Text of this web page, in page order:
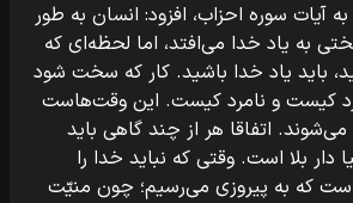
به آیات سوره احزاب، افزود: انسان به طور
به یاد خدا می‌افتد، اما لحظه‌ای که
باید یاد خدا باشید. کار که سخت شود
و نامرد کیست. این وقت‌هاست
اتفاقا هر از چند گاهی باید
دار بلا است. وقتی که نباید خدا را
است که به پیروزی می‌رسیم؛ چون منیّت